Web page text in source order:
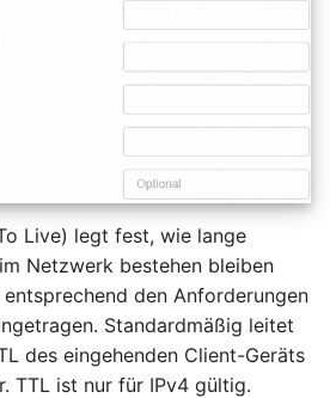
Live) legt fest, wie lange
Netzwerk bestehen bleiben
den Anforderungen
Standardmäßig leitet
des eingehenden Client-Geräts
TTL ist nur für IPv4 gültig.